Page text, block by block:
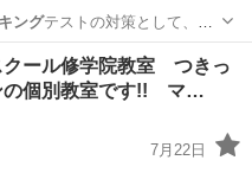
ングテストの対策として、丁
マン
クール修学院教室 つきっ
の個別教室です!! マ…
7月22日